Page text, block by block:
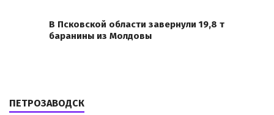
В Псковской области завернули 19,8 т
баранины из Молдовы
ПЕТРОЗАВОДСК